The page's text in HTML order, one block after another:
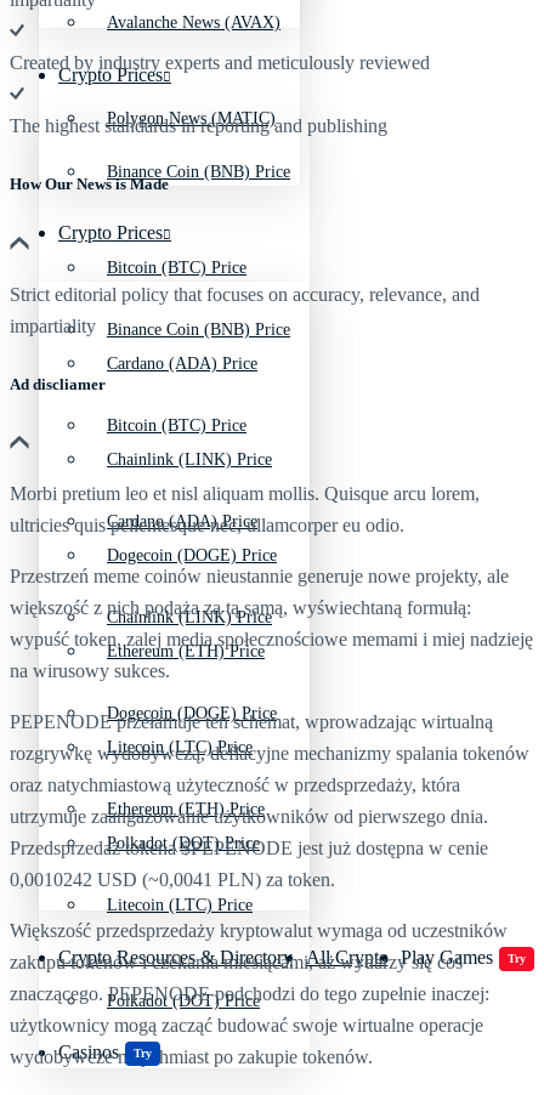
Crypto Prices
Binance Coin (BNB) Price
Bitcoin (BTC) Price
Cardano (ADA) Price
Chainlink (LINK) Price
Dogecoin (DOGE) Price
Ethereum (ETH) Price
Litecoin (LTC) Price
Polkadot (DOT) Price
Crypto Resources & Directory All Crypto Play Games Try
Casinos Try
Avalanche News (AVAX)
Polygon News (MATIC)
Crypto Prices
Binance Coin (BNB) Price
Bitcoin (BTC) Price
Cardano (ADA) Price
Chainlink (LINK) Price
Dogecoin (DOGE) Price
Ethereum (ETH) Price
Litecoin (LTC) Price
Polkadot (DOT) Price
Created by industry experts and meticulously reviewed
The highest standards in reporting and publishing
How Our News is Made
Strict editorial policy that focuses on accuracy, relevance, and
impartiality
Ad discliamer
Morbi pretium leo et nisl aliquam mollis. Quisque arcu lorem,
ultricies quis pellentesque nec, ullamcorper eu odio.
Przestrzeń meme coinów nieustannie generuje nowe projekty, ale
większość z nich podąża za tą samą, wyświechtaną formułą:
wypuść token, zalej media społecznościowe memami i miej nadzieję
na wirusowy sukces.
PEPENODE przełamuje ten schemat, wprowadzając wirtualną
rozgrywkę wydobywczą, deflacyjne mechanizmy spalania tokenów
oraz natychmiastową użyteczność w przedsprzedaży, która
utrzymuje zaangażowanie użytkowników od pierwszego dnia.
Przedsprzedaż tokena $PEPENODE jest już dostępna w cenie
0,0010242 USD (~0,0041 PLN) za token.
Większość przedsprzedaży kryptowalut wymaga od uczestników
zakupu tokenów i czekania miesiącami, aż wydarzy się coś
znaczącego. PEPENODE podchodzi do tego zupełnie inaczej:
użytkownicy mogą zacząć budować swoje wirtualne operacje
wydobywcze natychmiast po zakupie tokenów.